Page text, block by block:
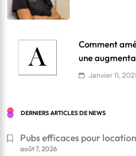
Comment
une
Janvier 11,
DERNIERS ARTICLES DE NEWS
Pubs efficaces pour
août 7, 2026